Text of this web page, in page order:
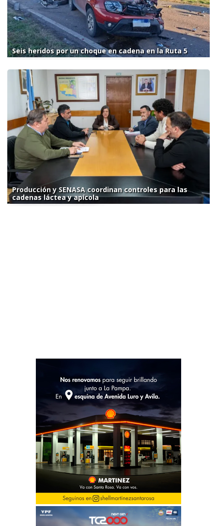
Seis heridos por un choque en cadena en la Ruta 5
Producción y SENASA coordinan controles para las
cadenas láctea y apícola